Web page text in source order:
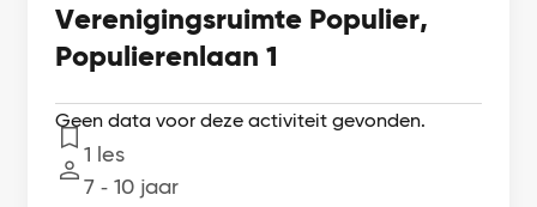
Verenigingsruimte Populier,
Populierenlaan 1
Geen data voor deze activiteit gevonden.
Lessen
1 les
Leeftijd
7 ‐ 10 jaar